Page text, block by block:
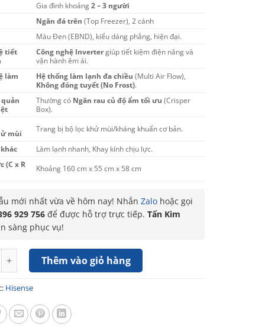
Gia đình khoảng2 – 3 người
Ngăn đá trên (Top Freezer), 2 cánh
Màu Đen (EBND), kiểu dáng phẳng, hiện đại.
tiết
Công nghệ Invertergiúp tiết kiệm điện năng và
vận hành êm ái.
làm
Hệ thống làm lạnh đa chiều (Multi Air Flow),
Không đóng tuyết (No Frost).
quản
Thường có Ngăn rau củ độ ẩm tối ưu (Crisper
Box).
mùi
Trang bị bộ lọc khử mùi/kháng khuẩn cơ bản.
Làm lạnh nhanh, Khay kính chịu lực.
(C x R
Khoảng 160 cm x 55 cm x 58 cm
mới nhất vừa về hôm nay! Nhắn Zalohoặc gọi
929 756để được hỗ trợ trực tiếp. Tấn Kim
sàng phục vụ!
Inverter 249 lít RT328N4EBND số lượng
Thêm vào giỏ hàng
Hisense